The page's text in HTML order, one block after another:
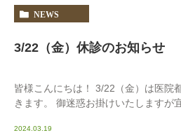
NEWS
3/22（金）休診のお知らせ
皆様こんにちは！ 3/22（金）は医院
きます。 御迷惑お掛けいたしますが
2024.03.19